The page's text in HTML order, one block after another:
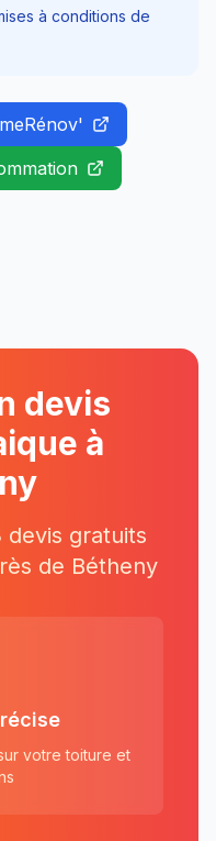
à conditions de
devis
à
devis gratuits
de Bétheny
votre toiture et